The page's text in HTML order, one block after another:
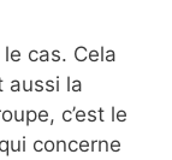
cas. Cela
aussi la
c’est le
concerne